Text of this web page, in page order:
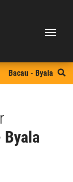
Bacau - Byala
Byala